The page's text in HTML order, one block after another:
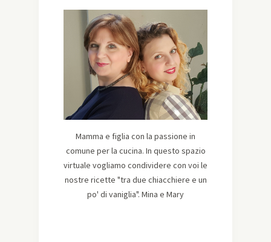
Mamma e figlia con la passione in
comune per la cucina. In questo spazio
virtuale vogliamo condividere con voi le
nostre ricette "tra due chiacchiere e un
po' di vaniglia". Mina e Mary